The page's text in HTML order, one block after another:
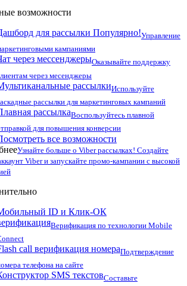
возможности
для рассылки Популярно!Управление
кампаниями
через мессенджерыОказывайте поддержку
через месенджеры
рассылкиИспользуйте
рассылки для маркетинговых кампаний
рассылкаВоспользуйтесь плавной
для повышения конверсии
все возможности
Узнайте больше о Viber рассылках! Создайте
Viber и запускайте промо-кампании с высокой
ID и Клик-ОК
Верификация по технологии Mobile
call верификация номераПодтверждение
телефона на сайте
SMS текстовСоставьте